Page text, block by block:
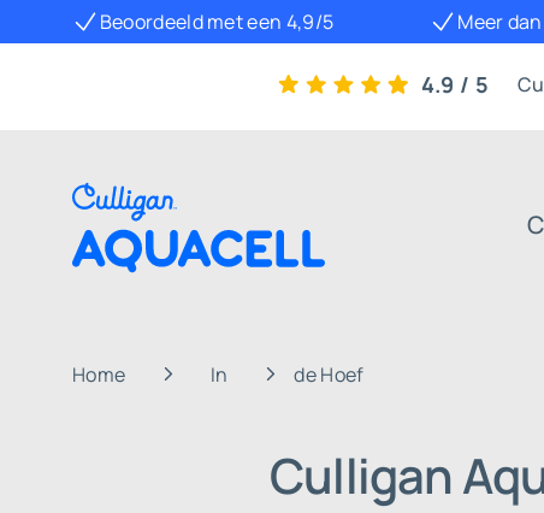
Beoordeeld met een 4,9/5 Meer
4.9 / 5
Home In de Hoef
Culligan